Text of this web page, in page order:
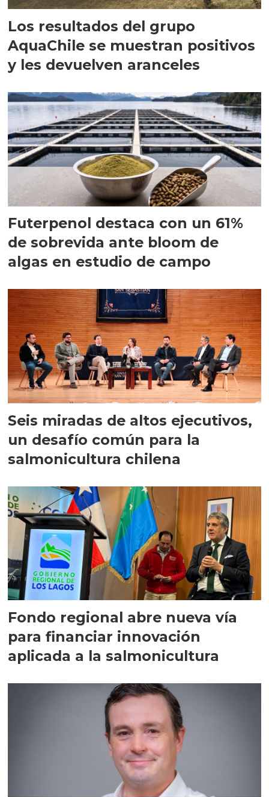
Los resultados del grupo
AquaChile se muestran positivos
y les devuelven aranceles
Futerpenol destaca con un 61%
de sobrevida ante bloom de
algas en estudio de campo
Seis miradas de altos ejecutivos,
un desafío común para la
salmonicultura chilena
Fondo regional abre nueva vía
para financiar innovación
aplicada a la salmonicultura